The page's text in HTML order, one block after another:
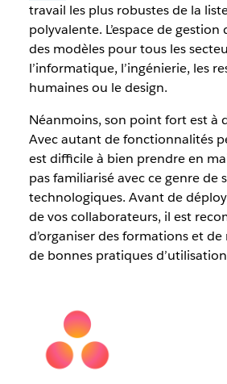
travail les plus robustes de la
polyvalente. L’espace de
des modèles pour tous les
l’informatique, l’ingénierie, les
humaines ou le design.
Néanmoins, son point fort est à
Avec autant de fonctionnalités
est difficile à bien prendre en
pas familiarisé avec ce genre de
technologiques. Avant de
de vos collaborateurs, il est
d’organiser des formations et
de bonnes pratiques